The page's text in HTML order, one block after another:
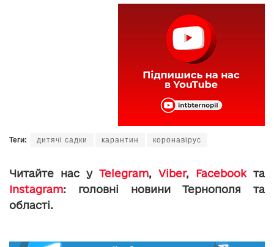
Теги: дитячі садки карантин коронавірус
Читайте нас у Telegram, Viber, Facebookта
Instagram: головні новини Тернополя та
області.